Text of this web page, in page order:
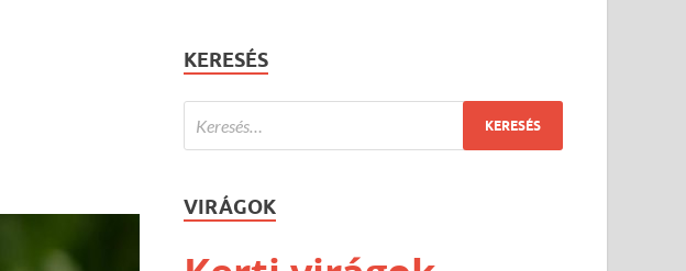
KERESÉS
VIRÁGOK